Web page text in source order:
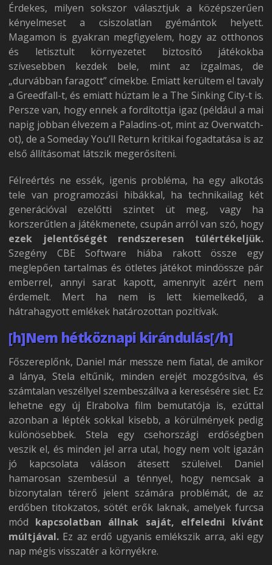
Érdekes, milyen sokszor választjuk a középszerűen
kényelmeset a csiszolatlan gyémántok helyett.
Magamon is gyakran megfigyelem, hogy az otthonos
és letisztult környezetet biztosító játékokba
szívesebben kezdek bele, mint az izgalmas, de
„durvábban faragott” címekbe. Emiatt kerültem el tavaly
a Greedfall-t, és emiatt húztam le a The Sinking City-t is.
Persze van, hogy ennek a fordítottja igaz (például a mai
napig jobban élvezem a Paladins-ot, mint az Overwatch-
ot), de a Someday You’ll Return kritikai fogadtatása is az
első állításomat látszik megerősíteni.
Félreértés ne essék, igenis probléma, ha egy alkotás
tele van programozási hibákkal, ha technikailag két
generációval ezelőtti szintet üt meg, vagy ha
korszerűtlen a játékmenete, csupán arról van szó, hogy
ezek jelentőségét rendszeresen túlértékeljük.
Szegény CBE Software hiába rakott össze egy
meglepően tartalmas és ötletes játékot mindössze pár
emberrel, annyi sarat kapott, amennyit azért nem
érdemelt. Mert ha nem is lett kiemelkedő, a
hátrahagyott emlékek határozottan pozitívak.
[h]Nem hétköznapi kirándulás[/h]
Főszereplőnk, Daniel már messze nem fiatal, de amikor
a lánya, Stela eltűnik, minden erejét mozgósítva, és
számtalan veszéllyel szembeszállva a keresésére siet. Ez
lehetne egy új Elrabolva film bemutatója is, ezúttal
azonban a lépték sokkal kisebb, a körülmények pedig
különösebbek. Stela egy csehországi erdőségben
veszik el, és minden jel arra utal, hogy nem volt igazán
jó kapcsolata váláson átesett szüleivel. Daniel
hamarosan szembesül a ténnyel, hogy nemcsak a
bizonytalan térerő jelent számára problémát, de az
erdőben titokzatos, sötét erők laknak, amelyek furcsa
mód kapcsolatban állnak saját, elfeledni kívánt
múltjával. Ez az erdő ugyanis emlékszik arra, aki egy
nap mégis visszatér a környékre.